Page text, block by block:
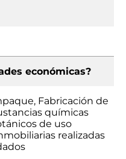
económicas?
Fabricación de
químicas
de uso
realizadas